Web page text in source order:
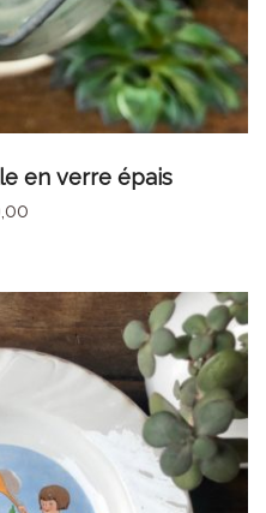
PANIER
en verre épais